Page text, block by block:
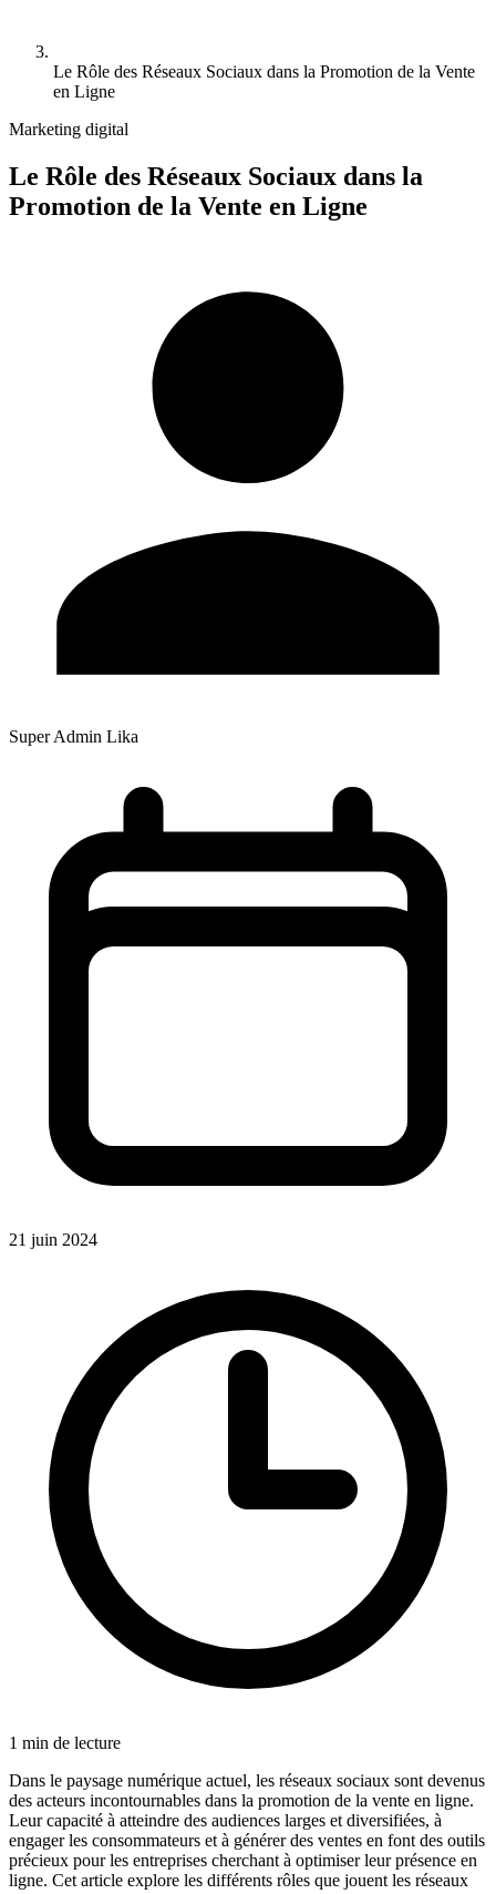
Le Rôle des Réseaux Sociaux dans la Promotion de la Vente
en Ligne
Marketing digital
Le Rôle des Réseaux Sociaux dans la
Promotion de la Vente en Ligne
Super Admin Lika
21 juin 2024
1 min de lecture
Dans le paysage numérique actuel, les réseaux sociaux sont devenus
des acteurs incontournables dans la promotion de la vente en ligne.
Leur capacité à atteindre des audiences larges et diversifiées, à
engager les consommateurs et à générer des ventes en font des outils
précieux pour les entreprises cherchant à optimiser leur présence en
ligne. Cet article explore les différents rôles que jouent les réseaux